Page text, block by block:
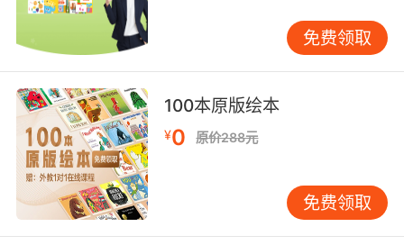
歌词的，少儿学习英语机构经验认为这样孩子也
更愿意去学习英语。
孩子背诵单词可能很难集中注意力，但是在玩游
戏的时候他们却可以全身心投入，所以不妨采用
游戏的方法来进行单词的背诵记忆，在游戏中自
然融入英语单词，少儿学习英语机构经验认为这
样孩子不仅可以很好地接受，更是可以缓解孩子
免费领取
100本原版绘本
¥0 原价288元
免费领取